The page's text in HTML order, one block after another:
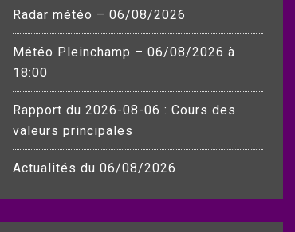
Radar météo – 06/08/2026
Météo Pleinchamp – 06/08/2026 à
18:00
Rapport du 2026-08-06 : Cours des
valeurs principales
Actualités du 06/08/2026